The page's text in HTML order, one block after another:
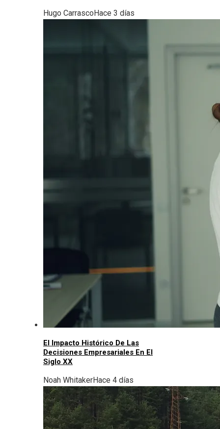
Hugo CarrascoHace 3 días
El Impacto Histórico De Las
Decisiones Empresariales En El
Siglo XX
Noah WhitakerHace 4 días